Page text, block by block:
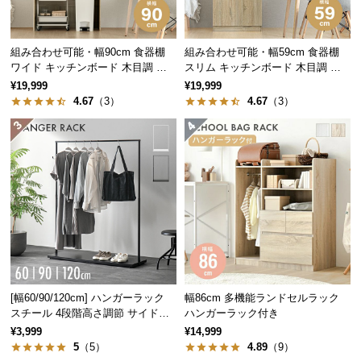
経
路
に
つ
い
て
キ
ャ
ン
ル
に
て
組み合わせ可能・幅90cm 食器棚
ワイド キッチンボード 木目調 レ
イアウト自在
¥19,999
4.67 （3）
組み合わせ可能・幅59cm 食器棚
スリム キッチンボード 木目調 レ
イアウト自在
¥19,999
4.67 （3）
[幅60/90/120cm] ハンガーラック
スチール 4段階高さ調節 サイドフ
ック オープンラック シンプル
¥3,999
5 （5）
幅86cm 多機能ランドセルラック
ハンガーラック付き
¥14,999
4.89 （9）